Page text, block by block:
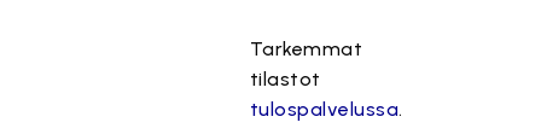
Tarkemmat
tilastot
tulospalvelussa.